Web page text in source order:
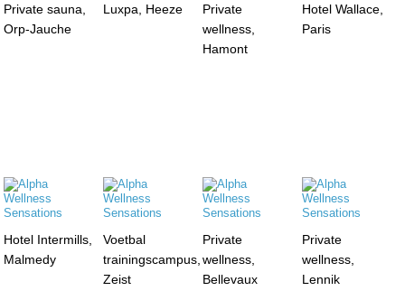
Private sauna,
Orp-Jauche
Luxpa, Heeze
Private
wellness,
Hamont
Hotel Wallace,
Paris
Hotel Intermills,
Malmedy
Voetbal
trainingscampus,
Zeist
Private
wellness,
Bellevaux
Private
wellness,
Lennik